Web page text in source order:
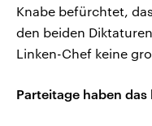
Knabe befürchtet,
den beiden
Linken-Chef keine
Parteitage haben das